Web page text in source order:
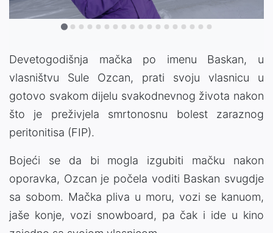
Devetogodišnja mačka po imenu Baskan, u
vlasništvu Sule Ozcan, prati svoju vlasnicu u
gotovo svakom dijelu svakodnevnog života nakon
što je preživjela smrtonosnu bolest zaraznog
peritonitisa (FIP).
Bojeći se da bi mogla izgubiti mačku nakon
oporavka, Ozcan je počela voditi Baskan svugdje
sa sobom. Mačka pliva u moru, vozi se kanuom,
jaše konje, vozi snowboard, pa čak i ide u kino